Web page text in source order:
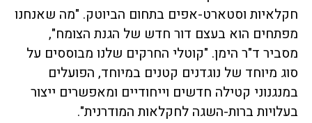
חקלאיות וסטארט-אפים בתחום הביוטק. "מה שאנחנו
מפתחים הוא בעצם דור חדש של הגנת הצומח",
מסביר ד"ר הימן. "קוטלי החרקים שלנו מבוססים על
סוג מיוחד של נוגדנים קטנים במיוחד, הפועלים
במנגנוני קטילה חדשים וייחודיים ומאפשרים ייצור
בעלויות ברות-השגה לחקלאות המודרנית".